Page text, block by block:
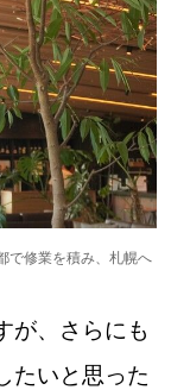
で修業を積み、札幌へ
が、さらにも
たいと思った